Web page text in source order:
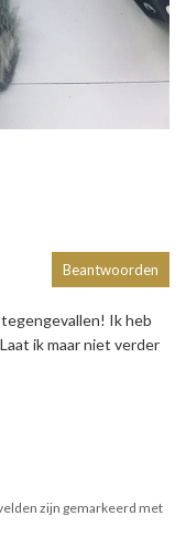
Ik heb
ik maar niet verder
Beantwoorden
zijn gemarkeerd met